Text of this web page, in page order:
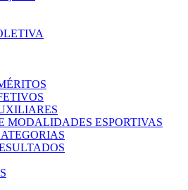
MODALIDADES ESPORTIVAS